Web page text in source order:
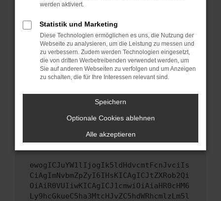
Stelle sicher, dass dein Browser und dein
Betriebssystem auf dem neuesten Stand
Veraltete Software birgt nicht nur ein
Sicherheitsrisiko, sondern kann auch dazu
führen, dass bestimmte Funktionen nicht mehr
unterstützt werden.
Wenn du alle oben genannten Schritte versucht
versuchen, das Problem zu beheben. Du kannst
uns diesen Text schicken, um uns bei der
Fehlersuche zu unterstützen:
ewogICJuYW1lIjogIk5ldHdvcmtFcnJvciIs
CiAgImNvbmZpZyI6IHsKICAgICJtZXRob2Qi
OiAiR0VUIiwKICAgICJ1cmwiOiAiaHR0cHM6
Ly9hcGkueC5ha3MtcHJvZC5hdWRhcmlzLm5l
werden aktiviert.
Statistik und Marketing
Diese Technologien ermöglichen es uns, die Nutzung der
Webseite zu analysieren, um die Leistung zu messen und
zu verbessern. Zudem werden Technologien eingesetzt,
die von dritten Werbetreibenden verwendet werden, um
Sie auf anderen Webseiten zu verfolgen und um Anzeigen
zu schalten, die für Ihre Interessen relevant sind.
Speichern
Optionale Cookies ablehnen
Alle akzeptieren